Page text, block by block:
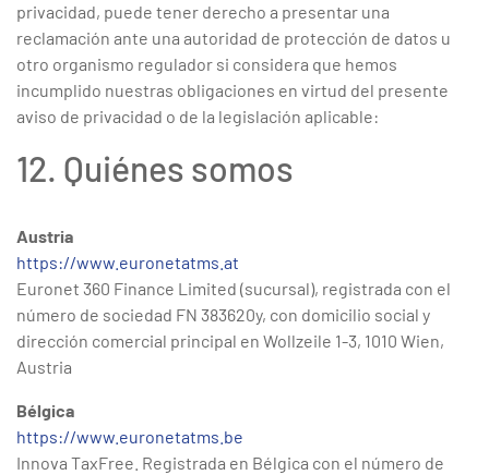
privacidad, puede tener derecho a presentar una
reclamación ante una autoridad de protección de datos u
otro organismo regulador si considera que hemos
incumplido nuestras obligaciones en virtud del presente
aviso de privacidad o de la legislación aplicable:
12. Quiénes somos
Austria
https://www.euronetatms.at
Euronet 360 Finance Limited (sucursal), registrada con el
número de sociedad FN 383620y, con domicilio social y
dirección comercial principal en Wollzeile 1-3, 1010 Wien,
Austria
Bélgica
https://www.euronetatms.be
Innova TaxFree. Registrada en Bélgica con el número de